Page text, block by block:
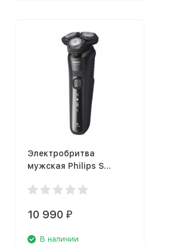
Электробритва
мужская Philips S
10 990₽
В наличии